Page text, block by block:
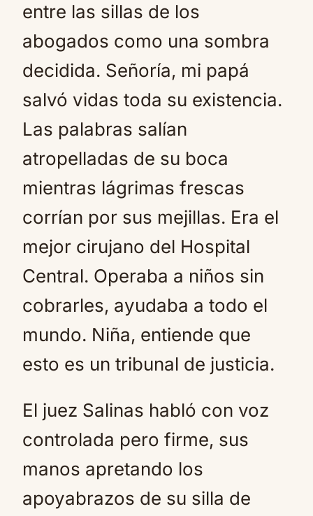
entre las sillas de los
abogados como una sombra
decidida. Señoría, mi papá
salvó vidas toda su existencia.
Las palabras salían
atropelladas de su boca
mientras lágrimas frescas
corrían por sus mejillas. Era el
mejor cirujano del Hospital
Central. Operaba a niños sin
cobrarles, ayudaba a todo el
mundo. Niña, entiende que
esto es un tribunal de justicia.
El juez Salinas habló con voz
controlada pero firme, sus
manos apretando los
apoyabrazos de su silla de